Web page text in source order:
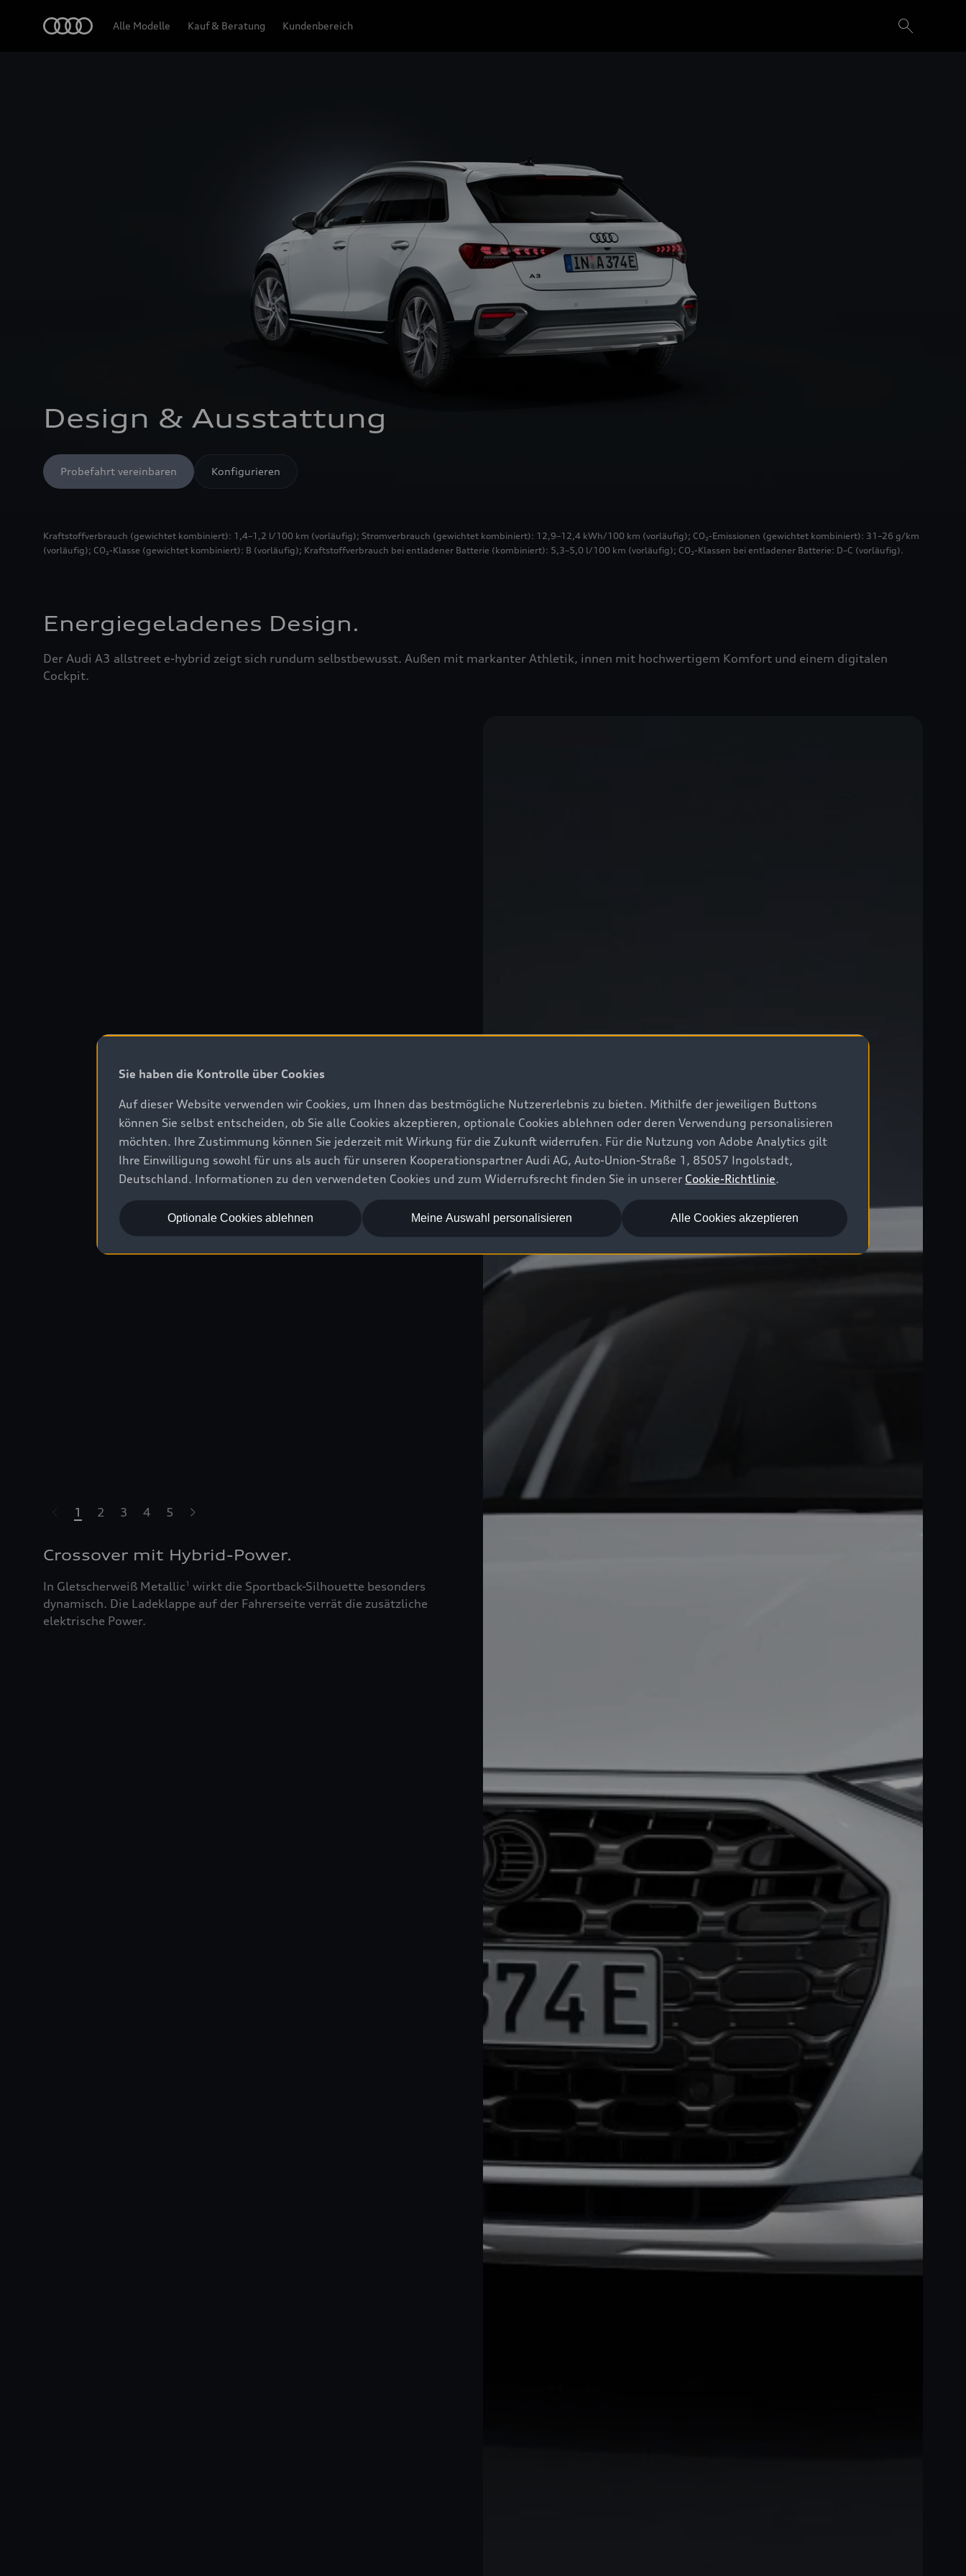
Alle Modelle Kauf & Beratung Kundenbereich
Design & Ausstattung
Konfigurieren
Design & Ausstattung
Probefahrt vereinbaren Konfigurieren
Kraftstoffverbrauch (gewichtet kombiniert): 1,4–1,2 l/100 km (vorläufig); Stromverbrauch (gewichtet kombiniert): 12,9–12,4 kWh/100 km (vorläufig); CO₂-Emissionen (gewichtet kombiniert): 31–26 g/km
(vorläufig); CO₂-Klasse (gewichtet kombiniert): B (vorläufig); Kraftstoffverbrauch bei entladener Batterie (kombiniert): 5,3–5,0 l/100 km (vorläufig); CO₂-Klassen bei entladener Batterie: D–C (vorläufig).
Energiegeladenes Design.
Der Audi A3 allstreet e-hybrid zeigt sich rundum selbstbewusst. Außen mit markanter Athletik, innen mit hochwertigem Komfort und einem digitalen
Cockpit.
1 2 3 4 5
Crossover mit Hybrid-Power.
In Gletscherweiß Metallic1 wirkt die Sportback-Silhouette besonders
dynamisch. Die Ladeklappe auf der Fahrerseite verrät die zusätzliche
elektrische Power.
Sie haben die Kontrolle über Cookies
Auf dieser Website verwenden wir Cookies, um Ihnen das bestmögliche Nutzererlebnis zu bieten. Mithilfe der jeweiligen Buttons
können Sie selbst entscheiden, ob Sie alle Cookies akzeptieren, optionale Cookies ablehnen oder deren Verwendung personalisieren
möchten. Ihre Zustimmung können Sie jederzeit mit Wirkung für die Zukunft widerrufen. Für die Nutzung von Adobe Analytics gilt
Ihre Einwilligung sowohl für uns als auch für unseren Kooperationspartner Audi AG, Auto-Union-Straße 1, 85057 Ingolstadt,
Deutschland. Informationen zu den verwendeten Cookies und zum Widerrufsrecht finden Sie in unserer Cookie-Richtlinie.
Alle Cookies akzeptieren
Optionale Cookies ablehnen Meine Auswahl personalisieren